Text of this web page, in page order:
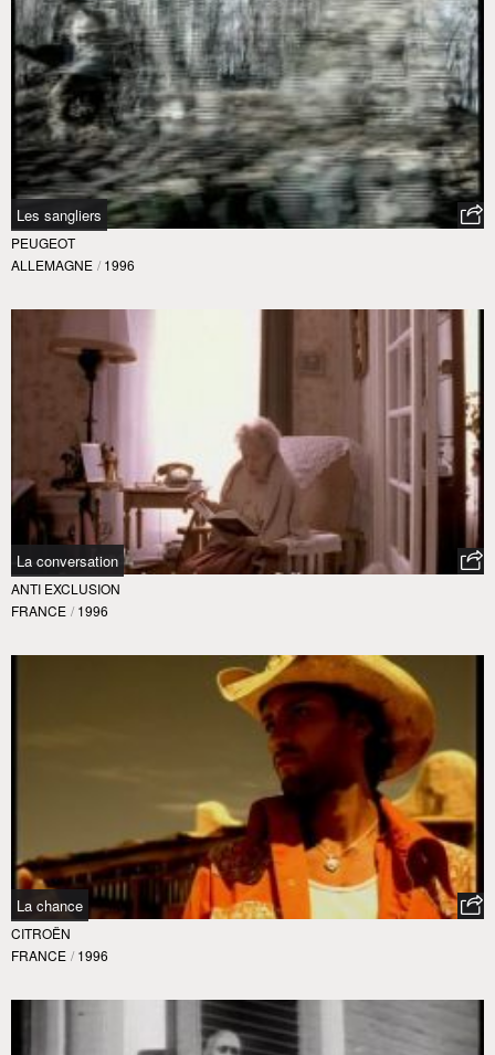
Les sangliers
PEUGEOT
ALLEMAGNE / 1996
La conversation
ANTI EXCLUSION
FRANCE / 1996
La chance
CITROËN
FRANCE / 1996